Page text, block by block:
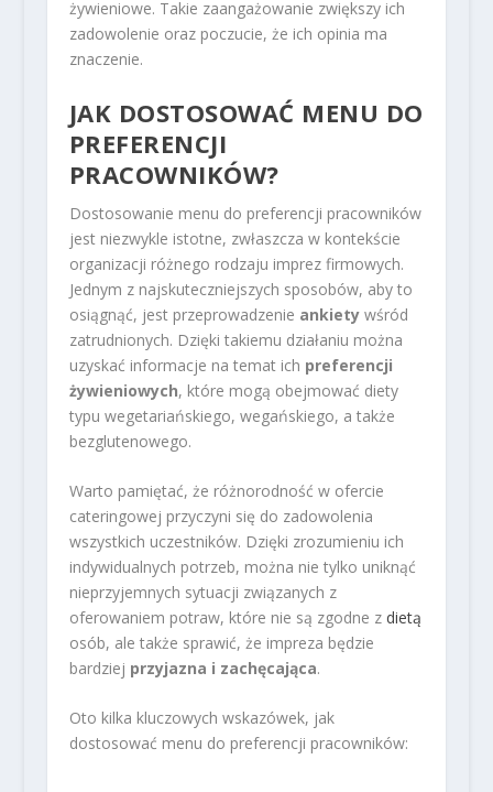
żywieniowe. Takie zaangażowanie zwiększy ich
zadowolenie oraz poczucie, że ich opinia ma
znaczenie.
JAK DOSTOSOWAĆ MENU DO
PREFERENCJI
PRACOWNIKÓW?
Dostosowanie menu do preferencji pracowników
jest niezwykle istotne, zwłaszcza w kontekście
organizacji różnego rodzaju imprez firmowych.
Jednym z najskuteczniejszych sposobów, aby to
osiągnąć, jest przeprowadzenie ankietywśród
zatrudnionych. Dzięki takiemu działaniu można
uzyskać informacje na temat ich preferencji
żywieniowych, które mogą obejmować diety
typu wegetariańskiego, wegańskiego, a także
bezglutenowego.
Warto pamiętać, że różnorodność w ofercie
cateringowej przyczyni się do zadowolenia
wszystkich uczestników. Dzięki zrozumieniu ich
indywidualnych potrzeb, można nie tylko uniknąć
nieprzyjemnych sytuacji związanych z
oferowaniem potraw, które nie są zgodne z dietą
osób, ale także sprawić, że impreza będzie
bardziej przyjazna i zachęcająca.
Oto kilka kluczowych wskazówek, jak
dostosować menu do preferencji pracowników: